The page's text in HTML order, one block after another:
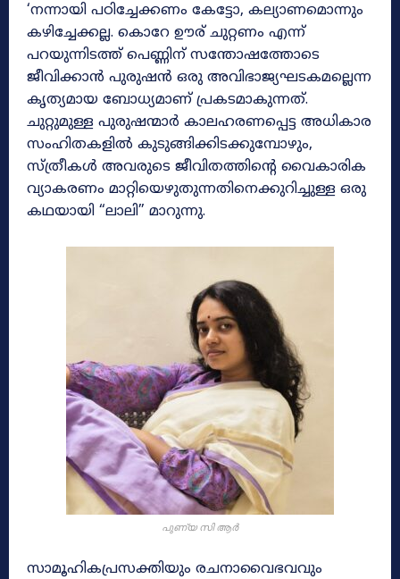
‘നന്നായി പഠിച്ചേക്കണം കേട്ടോ, കല്യാണമൊന്നും
കഴിച്ചേക്കല്ല. കൊറേ ഊര് ചുറ്റണം എന്ന്
പറയുന്നിടത്ത് പെണ്ണിന് സന്തോഷത്തോടെ
ജീവിക്കാന്‍ പുരുഷന്‍ ഒരു അവിഭാജ്യഘടകമല്ലെന്ന
കൃത്യമായ ബോധ്യമാണ് പ്രകടമാകുന്നത്.
ചുറ്റുമുള്ള പുരുഷന്മാർ കാലഹരണപ്പെട്ട അധികാര
സംഹിതകളിൽ കുടുങ്ങിക്കിടക്കുമ്പോഴും,
സ്ത്രീകൾ അവരുടെ ജീവിതത്തിന്റെ വൈകാരിക
വ്യാകരണം മാറ്റിയെഴുതുന്നതിനെക്കുറിച്ചുള്ള ഒരു
കഥയായി “ലാലി” മാറുന്നു.
പുണ്യ സി ആർ
സാമൂഹികപ്രസക്തിയും രചനാവൈഭവവും